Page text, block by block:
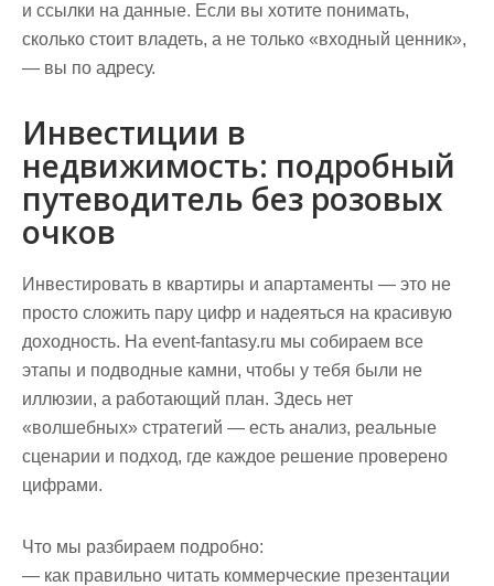
и ссылки на данные. Если вы хотите понимать,
сколько стоит владеть, а не только «входный ценник»,
— вы по адресу.
Инвестиции в
недвижимость: подробный
путеводитель без розовых
очков
Инвестировать в квартиры и апартаменты — это не
просто сложить пару цифр и надеяться на красивую
доходность. На event-fantasy.ru мы собираем все
этапы и подводные камни, чтобы у тебя были не
иллюзии, а работающий план. Здесь нет
«волшебных» стратегий — есть анализ, реальные
сценарии и подход, где каждое решение проверено
цифрами.
Что мы разбираем подробно:
— как правильно читать коммерческие презентации